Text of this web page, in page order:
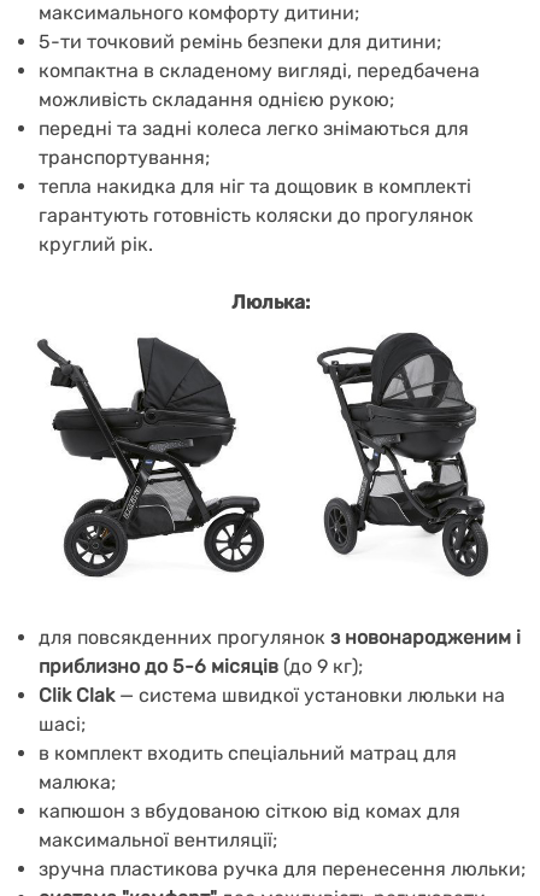
максимального комфорту дитини;
5-ти точковий ремінь безпеки для дитини;
компактна в складеному вигляді, передбачена
можливість складання однією рукою;
передні та задні колеса легко знімаються для
транспортування;
тепла накидка для ніг та дощовик в комплекті
гарантують готовність коляски до прогулянок
круглий рік.
Люлька:
для повсякденних прогулянок з новонародженим і
приблизно до 5-6 місяців (до 9 кг);
Clik Clak— система швидкої установки люльки на
шасі;
в комплект входить спеціальний матрац для
малюка;
капюшон з вбудованою сіткою від комах для
максимальної вентиляції;
зручна пластикова ручка для перенесення люльки;